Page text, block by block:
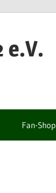
e.V.
Fan-Shop